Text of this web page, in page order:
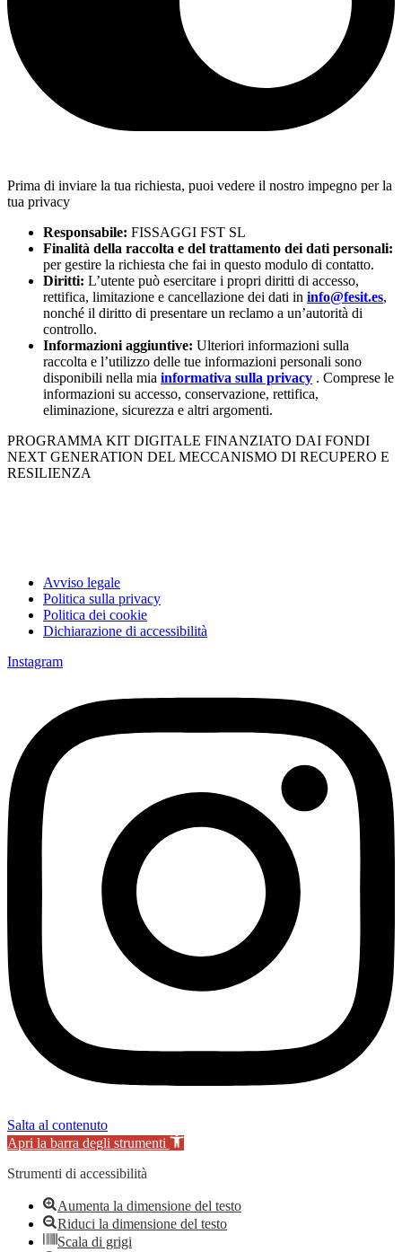
Prima di inviare la tua richiesta, puoi vedere il nostro impegno per la
tua privacy
Responsabile: FISSAGGI FST SL
Finalità della raccolta e del trattamento dei dati personali:
per gestire la richiesta che fai in questo modulo di contatto.
Diritti: L’utente può esercitare i propri diritti di accesso,
rettifica, limitazione e cancellazione dei dati in info@fesit.es,
nonché il diritto di presentare un reclamo a un’autorità di
controllo.
Informazioni aggiuntive: Ulteriori informazioni sulla
raccolta e l’utilizzo delle tue informazioni personali sono
disponibili nella mia informativa sulla privacy . Comprese le
informazioni su accesso, conservazione, rettifica,
eliminazione, sicurezza e altri argomenti.
PROGRAMMA KIT DIGITALE FINANZIATO DAI FONDI
NEXT GENERATION DEL MECCANISMO DI RECUPERO E
RESILIENZA
Avviso legale
Politica sulla privacy
Politica dei cookie
Dichiarazione di accessibilità
Instagram
Salta al contenuto
Apri la barra degli strumenti
Strumenti di accessibilità
Aumenta la dimensione del testo
Riduci la dimensione del testo
Scala di grigi